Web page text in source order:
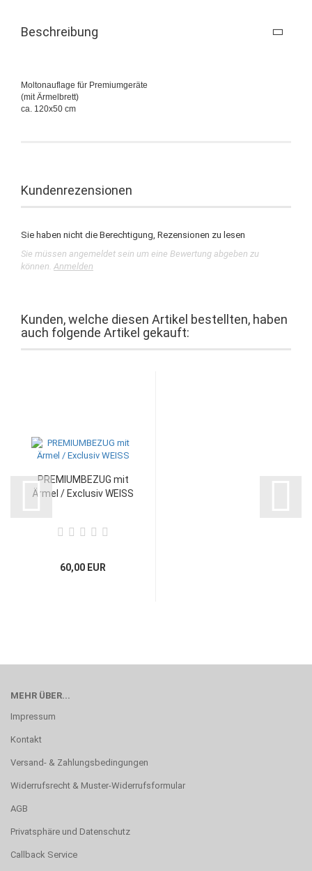
Beschreibung
Moltonauflage für Premiumgeräte
(mit Ärmelbrett)
ca. 120x50 cm
Kundenrezensionen
Sie haben nicht die Berechtigung, Rezensionen zu lesen
Sie müssen angemeldet sein um eine Bewertung abgeben zu
können. Anmelden
Kunden, welche diesen Artikel bestellten, haben
auch folgende Artikel gekauft:
PREMIUMBEZUG mit
Ärmel / Exclusiv WEISS
60,00 EUR
MEHR ÜBER...
Impressum
Kontakt
Versand- & Zahlungsbedingungen
Widerrufsrecht & Muster-Widerrufsformular
AGB
Privatsphäre und Datenschutz
Callback Service